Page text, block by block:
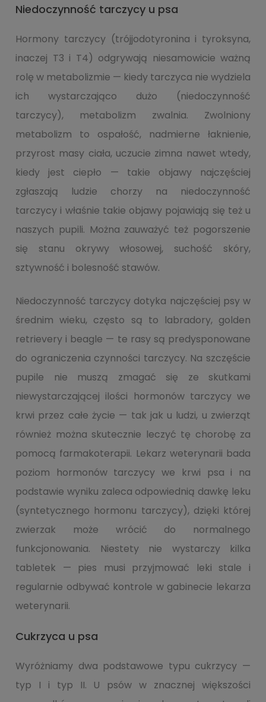
Niedoczynność tarczycy u psa
Hormony tarczycy (trójjodotyronina i tyroksyna,
inaczej T3 i T4) odgrywają niesamowicie ważną
rolę w metabolizmie — kiedy tarczyca nie wydziela
ich wystarczająco dużo (niedoczynność
tarczycy), metabolizm zwalnia. Zwolniony
metabolizm to ospałość, nadmierne łaknienie,
przyrost masy ciała, uczucie zimna nawet wtedy,
kiedy jest ciepło — takie objawy najczęściej
zgłaszają ludzie chorzy na niedoczynność
tarczycy i właśnie takie objawy pojawiają się też u
naszych pupili. Można zauważyć też pogorszenie
się stanu okrywy włosowej, suchość skóry,
sztywność i bolesność stawów.
Niedoczynność tarczycy dotyka najczęściej psy w
średnim wieku, często są to labradory, golden
retrievery i beagle — te rasy są predysponowane
do ograniczenia czynności tarczycy. Na szczęście
pupile nie muszą zmagać się ze skutkami
niewystarczającej ilości hormonów tarczycy we
krwi przez całe życie — tak jak u ludzi, u zwierząt
również można skutecznie leczyć tę chorobę za
pomocą farmakoterapii. Lekarz weterynarii bada
poziom hormonów tarczycy we krwi psa i na
podstawie wyniku zaleca odpowiednią dawkę leku
(syntetycznego hormonu tarczycy), dzięki której
zwierzak może wrócić do normalnego
funkcjonowania. Niestety nie wystarczy kilka
tabletek — pies musi przyjmować leki stale i
regularnie odbywać kontrole w gabinecie lekarza
weterynarii.
Cukrzyca u psa
Wyróżniamy dwa podstawowe typu cukrzycy —
typ I i typ II. U psów w znacznej większości